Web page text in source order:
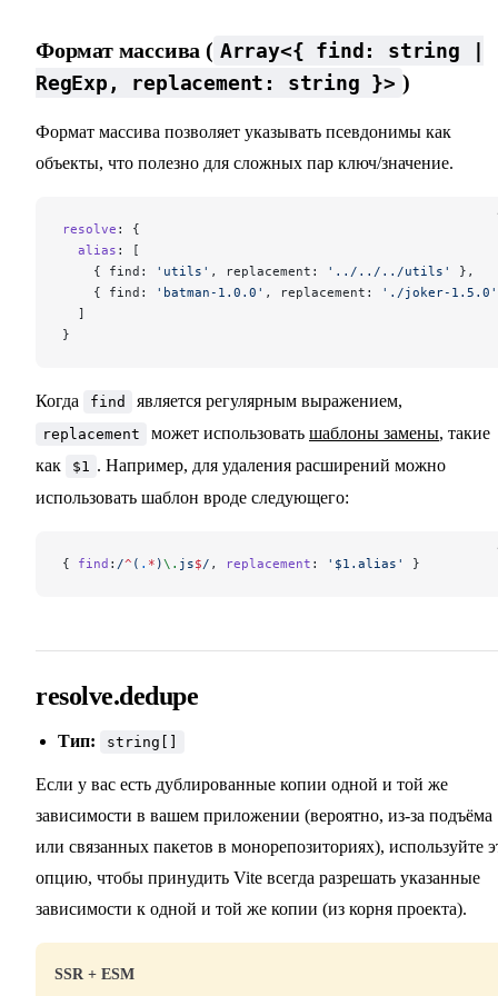
Формат массива ( Array<{ find: string |
RegExp, replacement: string }> )
Формат массива позволяет указывать псевдонимы как
объекты, что полезно для сложных пар ключ/значение.
resolve : {
  alias
: [
    { find:
'utils' , replacement: '../../../utils'
},
    { find:
'batman-1.0.0' , replacement:
'./joker-1.5.0'
  ]
}
Когда find является регулярным выражением,
replacement может использовать шаблоны замены, такие
как
$1 . Например, для удаления расширений можно
использовать шаблон вроде следующего:
{ find : /^ ( . * )\. js$/ , replacement : '$1.alias' }
resolve.dedupe
Тип: string[]
Если у вас есть дублированные копии одной и той же
зависимости в вашем приложении (вероятно, из-за подъёма
или связанных пакетов в монорепозиториях), используйте
опцию, чтобы принудить Vite всегда разрешать указанные
зависимости к одной и той же копии (из корня проекта).
SSR + ESM